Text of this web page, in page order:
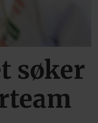
søker